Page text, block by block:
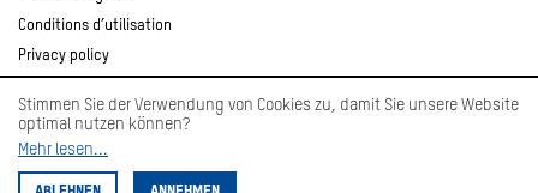
Stimmen Sie der Verwendung von Cookies zu, damit Sie unsere Website
optimal nutzen können?
Mehr lesen...
Conditions d’utilisation
Privacy policy